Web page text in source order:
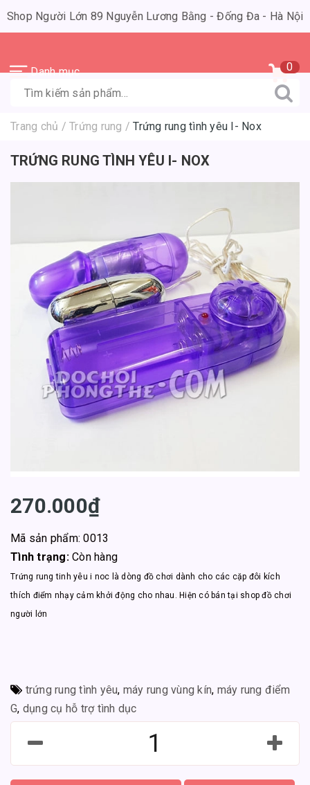
Shop Người Lớn 89 Nguyễn Lương Bằng - Đống Đa - Hà Nội
Danh mục 0
Trang chủ / Trứng rung /Trứng rung tình yêu I- Nox
TRỨNG RUNG TÌNH YÊU I- NOX
270.000₫
Mã sản phẩm: 0013
Tình trạng: Còn hàng
Trứng rung tinh yêu i noc là dòng đồ chơi dành cho các cặp đôi kích
thích điểm nhạy cảm khởi động cho nhau. Hiện có bán tại shop đồ chơi
người lớn
trứng rung tình yêu, máy rung vùng kín, máy rung điểm
G, dụng cụ hỗ trợ tình dục